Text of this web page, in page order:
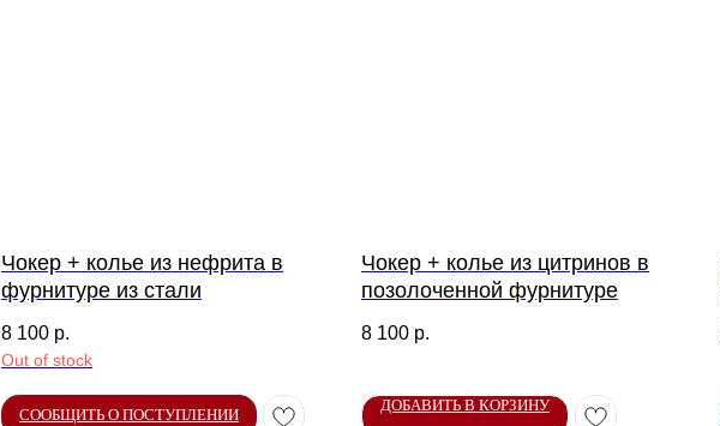
Чокер + колье из нефрита в
фурнитуре из стали
8 100 р.
Out of stock
СООБЩИТЬ О ПОСТУПЛЕНИИ
Чокер + колье из цитринов в
позолоченной фурнитуре
8 100 р.
ДОБАВИТЬ В КОРЗИНУ